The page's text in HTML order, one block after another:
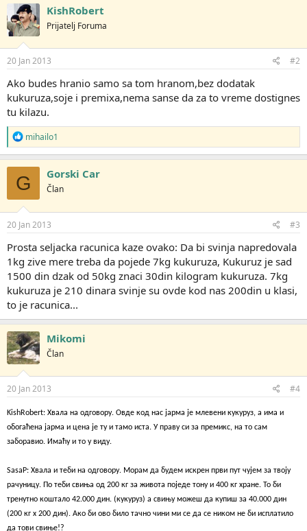
KishRobert
Prijatelj Foruma
20 Jan 2013 #2
Ako budes hranio samo sa tom hranom,bez dodatak
kukuruza,soje i premixa,nema sanse da za to vreme dostignes
tu kilazu.
R
e
a
g
o
v
a
n
j
:
mihailo1
G Gorski Car
Član
20 Jan 2013 #3
Prosta seljacka racunica kaze ovako: Da bi svinja napredovala
1kg zive mere treba da pojede 7kg kukuruza, Kukuruz je sad
1500 din dzak od 50kg znaci 30din kilogram kukuruza. 7kg
kukuruza je 210 dinara svinje su ovde kod nas 200din u klasi,
to je racunica...
Mikomi
Član
20 Jan 2013 #4
KishRobert: Хвала на одговору. Овде код нас јарма је млевени кукуруз, а има и
обогаћена јарма и цена је ту и тамо иста. У праву си за премикс, на то сам
заборавио. Имаћу и то у виду.
SasaP: Хвала и теби на одговору. Морам да будем искрен први пут чујем за твоју
рачуницу. По теби свиња од 200 кг за живота поједе тону и 400 кг хране. То би
тренутно коштало 42.000 дин. (кукуруз) а свињу можеш да купиш за 40.000 дин
(200 кг x 200 дин). Ако би ово било тачно чини ми се да се ником не би исплатило
да тови свиње!?